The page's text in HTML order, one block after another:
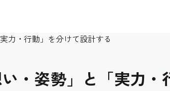
力・行動」を分けて設計する
・姿勢」と「実力・